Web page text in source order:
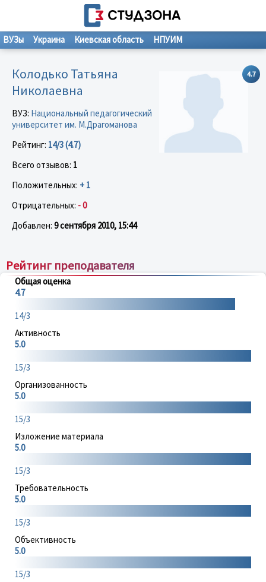
ВУЗы Украина Киевская область НПУИМ
4.7
Колодько Татьяна
Николаевна
ВУЗ: Национальный педагогический
университет им. М.Драгоманова
Рейтинг: 14/3 (4.7)
Всего отзывов: 1
Положительных: + 1
Отрицательных: - 0
Добавлен: 9 сентября 2010, 15:44
Рейтинг преподавателя
Общая оценка
4.7
14/3
Активность
5.0
15/3
Организованность
5.0
15/3
Изложение материала
5.0
15/3
Требовательность
5.0
15/3
Объективность
5.0
15/3